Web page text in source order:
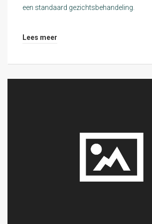
een standaard gezichtsbehandeling.
Lees meer